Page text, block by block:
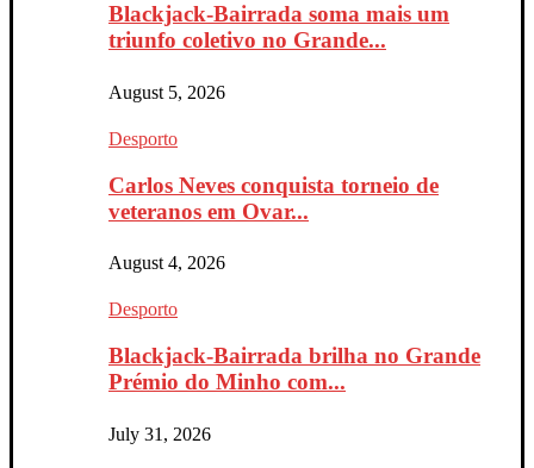
Blackjack-Bairrada soma mais um
triunfo coletivo no Grande...
August 5, 2026
Desporto
Carlos Neves conquista torneio de
veteranos em Ovar...
August 4, 2026
Desporto
Blackjack-Bairrada brilha no Grande
Prémio do Minho com...
July 31, 2026